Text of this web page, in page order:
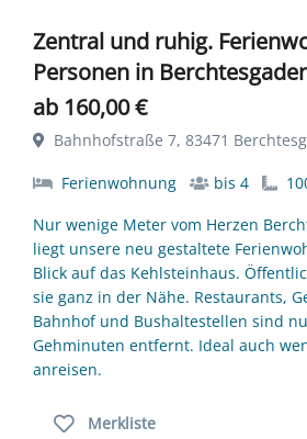
Zentral und ruhig.
Personen in
ab 160,00 €
Bahnhofstraße 7, 83471
Ferienwohnung bis 4
Nur wenige Meter vom Herzen
liegt unsere neu gestaltete
Blick auf das Kehlsteinhaus.
sie ganz in der Nähe. Restaurants,
Bahnhof und Bushaltestellen sind
Gehminuten entfernt. Ideal auch
anreisen.
Merkliste